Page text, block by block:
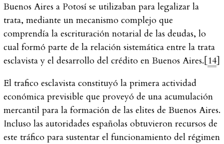
Buenos Aires a Potosí se utilizaban para legalizar la
trata, mediante un mecanismo complejo que
comprendía la escrituración notarial de las deudas, lo
cual formó parte de la relación sistemática entre la trata
esclavista y el desarrollo del crédito en Buenos Aires.[14]
El trafico esclavista constituyó la primera actividad
económica previsible que proveyó de una acumulación
mercantil para la formación de las elites de Buenos Aires.
Incluso las autoridades españolas obtuvieron recursos de
este tráfico para sustentar el funcionamiento del régimen